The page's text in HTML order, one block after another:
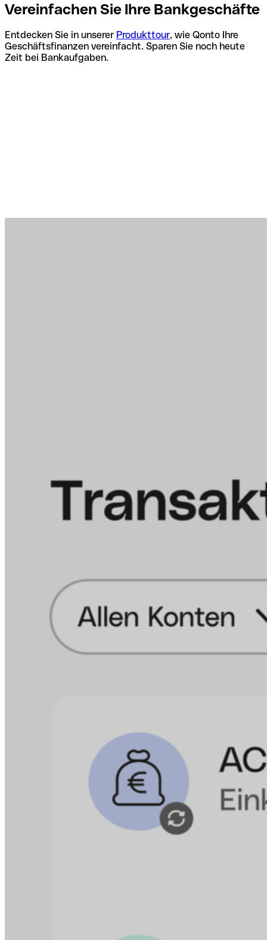
Vereinfachen Sie Ihre Bankgeschäfte
Entdecken Sie in unserer Produkttour, wie Qonto Ihre
Geschäftsfinanzen vereinfacht. Sparen Sie noch heute
Zeit bei Bankaufgaben.